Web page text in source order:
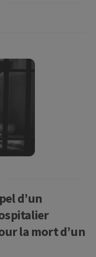
d’un
la mort d’un